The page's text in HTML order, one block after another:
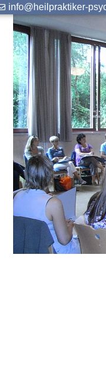
info@heilpraktiker-